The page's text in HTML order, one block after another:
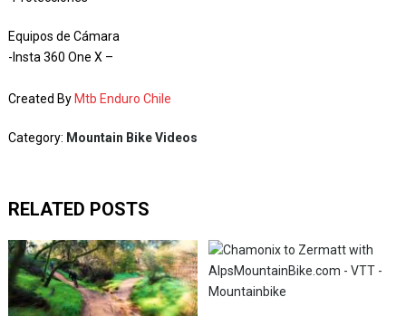
Equipos de Cámara
-Insta 360 One X –
Created By Mtb Enduro Chile
Category: Mountain Bike Videos
RELATED POSTS